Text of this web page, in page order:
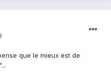
que le mieux est de